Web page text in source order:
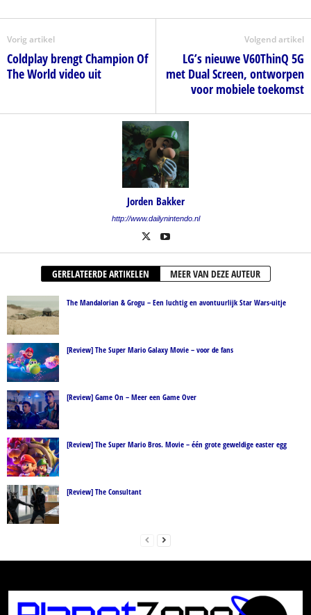
Vorig artikel
Coldplay brengt Champion Of
The World video uit
Volgend artikel
LG’s nieuwe V60ThinQ 5G
met Dual Screen, ontworpen
voor mobiele toekomst
Jorden Bakker
http://www.dailynintendo.nl
GERELATEERDE ARTIKELEN MEER VAN DEZE AUTEUR
The Mandalorian & Grogu – Een luchtig en avontuurlijk Star Wars-uitje
[Review] The Super Mario Galaxy Movie – voor de fans
[Review] Game On – Meer een Game Over
[Review] The Super Mario Bros. Movie – één grote geweldige easter egg
[Review] The Consultant